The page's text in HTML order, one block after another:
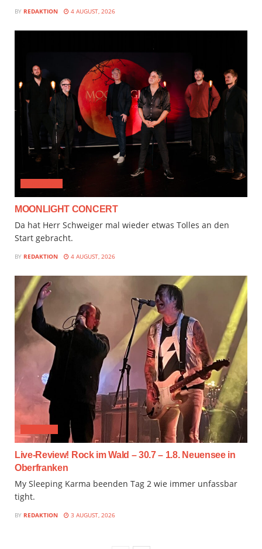
BY REDAKTION 4 AUGUST, 2026
MOONLIGHT CONCERT
Da hat Herr Schweiger mal wieder etwas Tolles an den
Start gebracht.
BY REDAKTION 4 AUGUST, 2026
Live-Review! Rock im Wald – 30.7 – 1.8. Neuensee in
Oberfranken
My Sleeping Karma beenden Tag 2 wie immer unfassbar
tight.
BY REDAKTION 3 AUGUST, 2026